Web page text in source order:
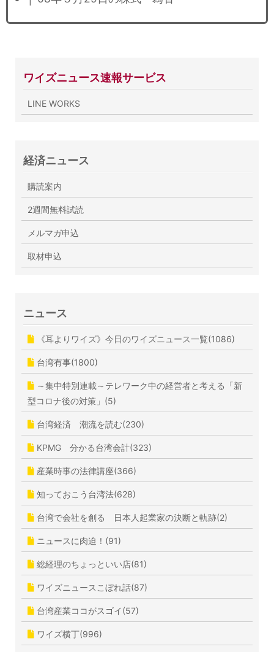
ワイズニュース速報サービス
LINE WORKS
経済ニュース
購読案内
2週間無料試読
メルマガ申込
取材申込
ニュース
《耳よりワイズ》今日のワイズニュース一覧(1086)
台湾有事(1800)
～集中特別連載～テレワーク中の経営者と考える「新
型コロナ後の対策」(5)
台湾経済 潮流を読む(230)
KPMG 分かる台湾会計(323)
産業時事の法律講座(366)
知っておこう台湾法(628)
台湾で会社を創る 日本人起業家の決断と軌跡(2)
ニュースに肉迫！(91)
総経理のちょっといい店(81)
ワイズニュースこぼれ話(87)
台湾産業ココがスゴイ(57)
ワイズ横丁(996)